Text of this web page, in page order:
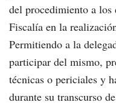
del procedimiento a los
Fiscalía en la
Permitiendo a la
participar del mismo,
técnicas o periciales y
durante su transcurso